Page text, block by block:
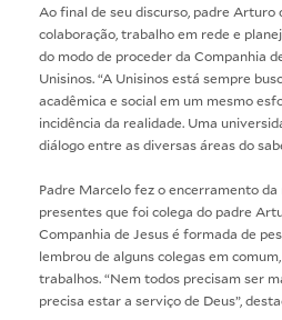
Ao final de seu discurso, padre Arturo
colaboração, trabalho em rede e
do modo de proceder da Companhia
Unisinos. “A Unisinos está sempre
acadêmica e social em um mesmo
incidência da realidade. Uma
diálogo entre as diversas áreas do
Padre Marcelo fez o encerramento
presentes que foi colega do padre
Companhia de Jesus é formada de
lembrou de alguns colegas em
trabalhos. “Nem todos precisam ser
precisa estar a serviço de Deus”,